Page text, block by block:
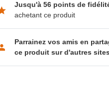
Jusqu'à 56 points de
achetant ce produit
Parrainez vos amis en
ce produit sur d'autres